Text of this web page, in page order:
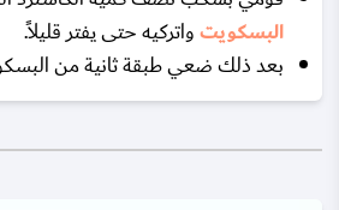
البسكويتواتركيه حتى يفتر قليلاً.
بعد ذلك ضعي طبقة ثانية من